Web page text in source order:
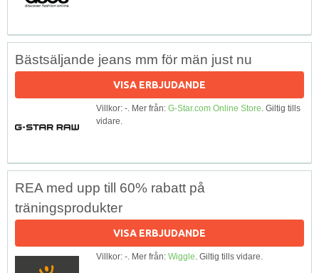
Bästsäljande jeans mm för män just nu
VISA ERBJUDANDE
Villkor: -. Mer från: G-Star.com Online Store. Giltig tills
vidare.
REA med upp till 60% rabatt på
träningsprodukter
VISA ERBJUDANDE
Villkor: -. Mer från: Wiggle. Giltig tills vidare.